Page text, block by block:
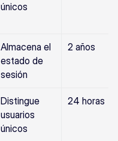
únicos
Almacena el
estado de
sesión
2 años
Distingue
usuarios
únicos
24 horas